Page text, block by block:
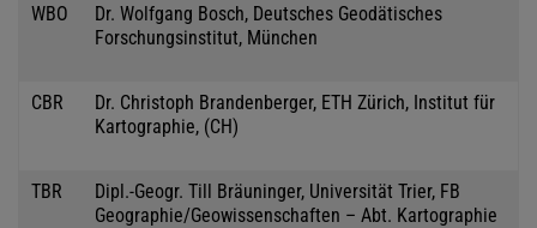
WBO
Dr. Wolfgang Bosch, Deutsches Geodätisches
Forschungsinstitut, München
CBR
Dr. Christoph Brandenberger, ETH Zürich, Institut für
Kartographie, (CH)
TBR
Dipl.-Geogr. Till Bräuninger, Universität Trier, FB
Geographie/Geowissenschaften – Abt. Kartographie